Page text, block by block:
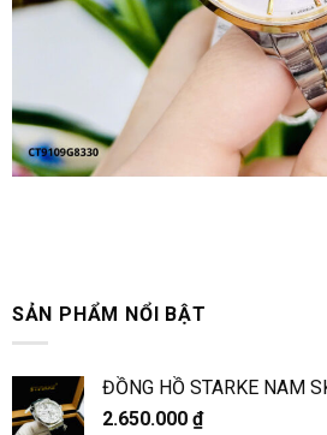
SẢN PHẨM NỔI BẬT
ĐỒNG HỒ STARKE NAM
2.650.000 ₫